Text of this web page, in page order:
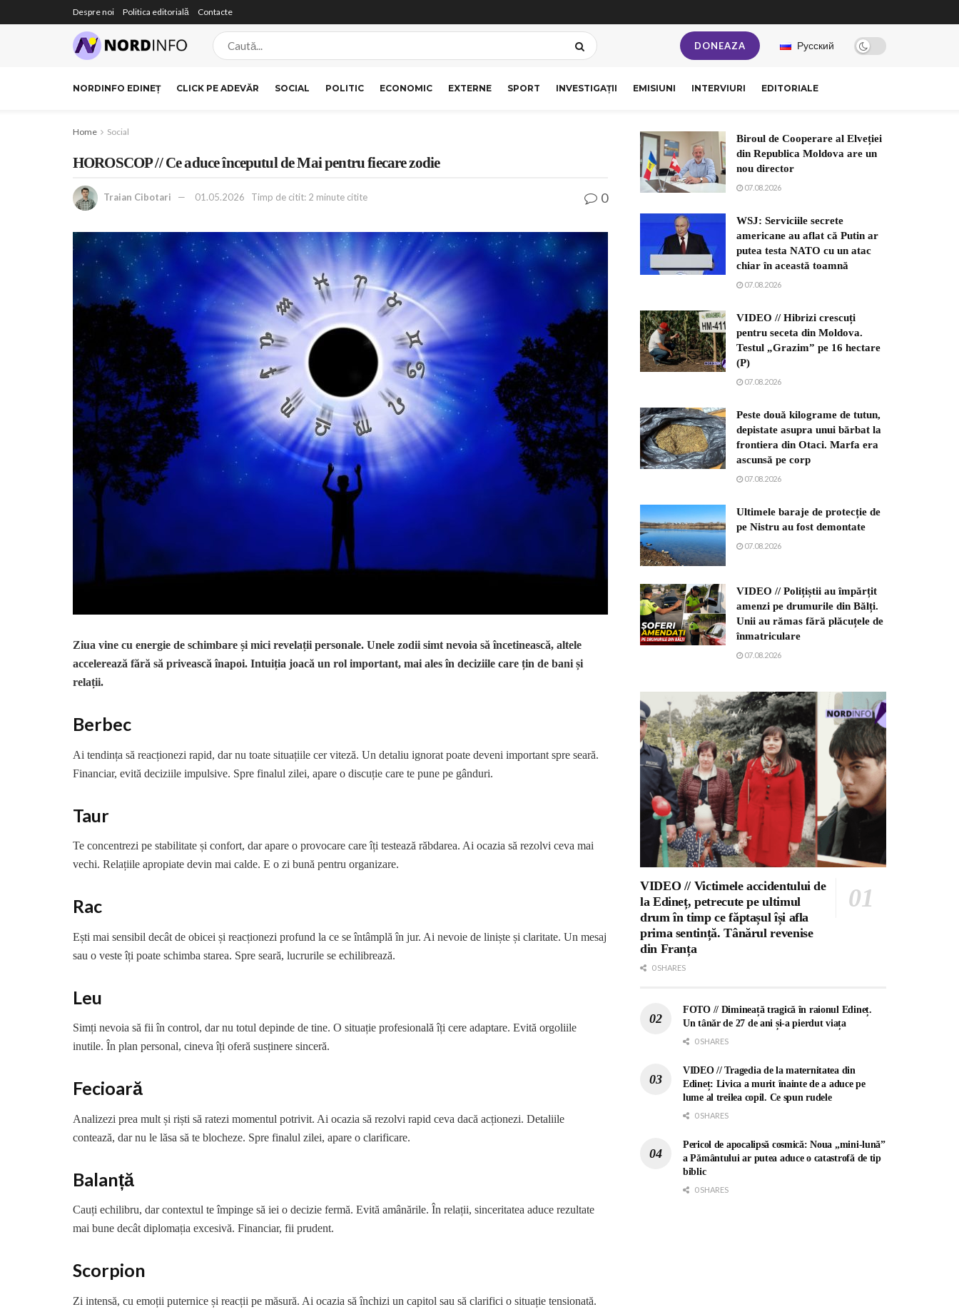
Despre noi Politica editorială Contacte
DONEAZA Русский
NORDINFO EDINEȚ CLICK PE ADEVĂR SOCIAL POLITIC ECONOMIC EXTERNE SPORT INVESTIGAȚII EMISIUNI INTERVIURI EDITORIALE
Home Social
HOROSCOP // Ce aduce începutul de Mai pentru fiecare zodie
Traian Cibotari 01.05.2026 Timp de citit: 2 minute citite 0
Ziua vine cu energie de schimbare și mici revelații personale. Unele zodii simt nevoia să încetinească, altele
accelerează fără să privească înapoi. Intuiția joacă un rol important, mai ales în deciziile care țin de bani și
relații.
Berbec
Ai tendința să reacționezi rapid, dar nu toate situațiile cer viteză. Un detaliu ignorat poate deveni important spre seară.
Financiar, evită deciziile impulsive. Spre finalul zilei, apare o discuție care te pune pe gânduri.
Taur
Te concentrezi pe stabilitate și confort, dar apare o provocare care îți testează răbdarea. Ai ocazia să rezolvi ceva mai
vechi. Relațiile apropiate devin mai calde. E o zi bună pentru organizare.
Rac
Ești mai sensibil decât de obicei și reacționezi profund la ce se întâmplă în jur. Ai nevoie de liniște și claritate. Un mesaj
sau o veste îți poate schimba starea. Spre seară, lucrurile se echilibrează.
Leu
Simți nevoia să fii în control, dar nu totul depinde de tine. O situație profesională îți cere adaptare. Evită orgoliile
inutile. În plan personal, cineva îți oferă susținere sinceră.
Fecioară
Analizezi prea mult și riști să ratezi momentul potrivit. Ai ocazia să rezolvi rapid ceva dacă acționezi. Detaliile
contează, dar nu le lăsa să te blocheze. Spre finalul zilei, apare o clarificare.
Balanță
Cauți echilibru, dar contextul te împinge să iei o decizie fermă. Evită amânările. În relații, sinceritatea aduce rezultate
mai bune decât diplomația excesivă. Financiar, fii prudent.
Scorpion
Zi intensă, cu emoții puternice și reacții pe măsură. Ai ocazia să închizi un capitol sau să clarifici o situație tensionată.
Biroul de Cooperare al Elveției
din Republica Moldova are un
nou director
07.08.2026
WSJ: Serviciile secrete
americane au aflat că Putin ar
putea testa NATO cu un atac
chiar în această toamnă
07.08.2026
VIDEO // Hibrizi crescuți
pentru seceta din Moldova.
Testul „Grazim” pe 16 hectare
(P)
07.08.2026
Peste două kilograme de tutun,
depistate asupra unui bărbat la
frontiera din Otaci. Marfa era
ascunsă pe corp
07.08.2026
Ultimele baraje de protecție de
pe Nistru au fost demontate
07.08.2026
VIDEO // Polițiștii au împărțit
amenzi pe drumurile din Bălți.
Unii au rămas fără plăcuțele de
înmatriculare
07.08.2026
VIDEO // Victimele accidentului de
la Edineț, petrecute pe ultimul
drum în timp ce făptașul își afla
prima sentință. Tânărul revenise
din Franța
0 SHARES
FOTO // Dimineață tragică în raionul Edineț.
Un tânăr de 27 de ani și-a pierdut viața
0 SHARES
VIDEO // Tragedia de la maternitatea din
Edineț: Livica a murit înainte de a aduce pe
lume al treilea copil. Ce spun rudele
0 SHARES
Pericol de apocalipsă cosmică: Noua „mini-lună”
a Pământului ar putea aduce o catastrofă de tip
biblic
0 SHARES